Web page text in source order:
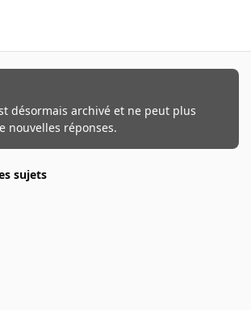
désormais archivé et ne peut plus
nouvelles réponses.
sujets